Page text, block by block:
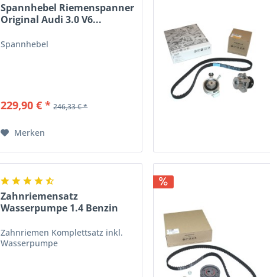
Spannhebel Riemenspanner
Original Audi 3.0 V6...
Spannhebel
229,90 € * 246,33 € *
Merken
Zahnriemensatz
Wasserpumpe 1.4 Benzin
Zahnriemen Komplettsatz inkl.
Wasserpumpe